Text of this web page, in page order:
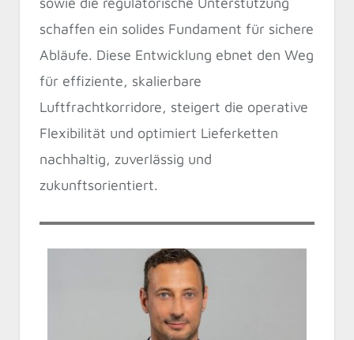
schaffen ein solides Fundament für sichere
Abläufe. Diese Entwicklung ebnet den Weg
für effiziente, skalierbare
Luftfrachtkorridore, steigert die operative
Flexibilität und optimiert Lieferketten
nachhaltig, zuverlässig und
zukunftsorientiert.